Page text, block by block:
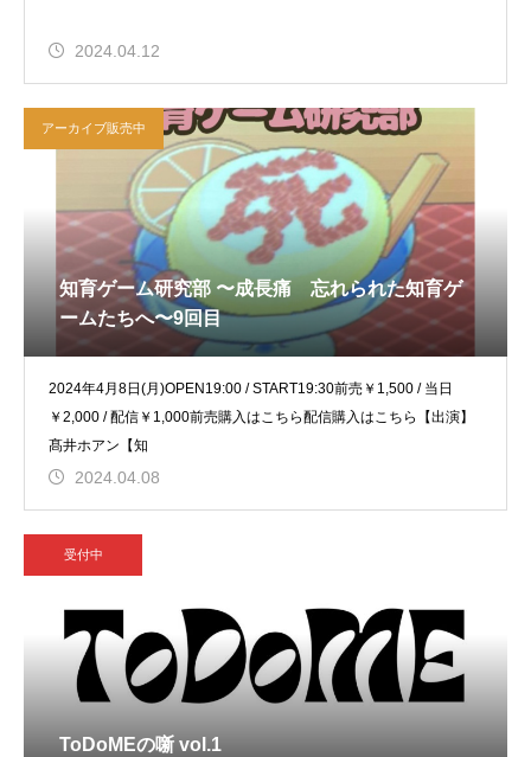
2024.04.12
アーカイブ販売中
知育ゲーム研究部 〜成長痛 忘れられた知育ゲ
ームたちへ〜9回目
2024年4月8日(月)OPEN19:00 / START19:30前売￥1,500 / 当日
￥2,000 / 配信￥1,000前売購入はこちら配信購入はこちら【出演】
髙井ホアン【知
2024.04.08
受付中
ToDoMEの噺 vol.1